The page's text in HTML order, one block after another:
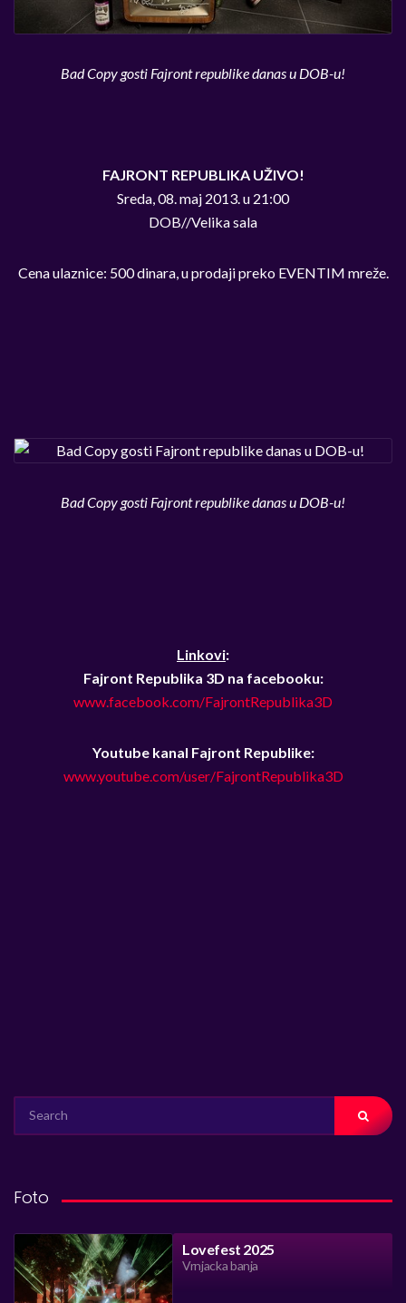
Bad Copy gosti Fajront republike danas u DOB-u!
FAJRONT REPUBLIKA UŽIVO!
Sreda, 08. maj 2013. u 21:00
DOB//Velika sala
Cena ulaznice: 500 dinara, u prodaji preko EVENTIM mreže.
Bad Copy gosti Fajront republike danas u DOB-u!
Linkovi:
Fajront Republika 3D na facebooku:
www.facebook.com/FajrontRepublika3D
Youtube kanal Fajront Republike:
www.youtube.com/user/FajrontRepublika3D
FOR:
Foto
Lovefest 2025
Vrnjacka banja